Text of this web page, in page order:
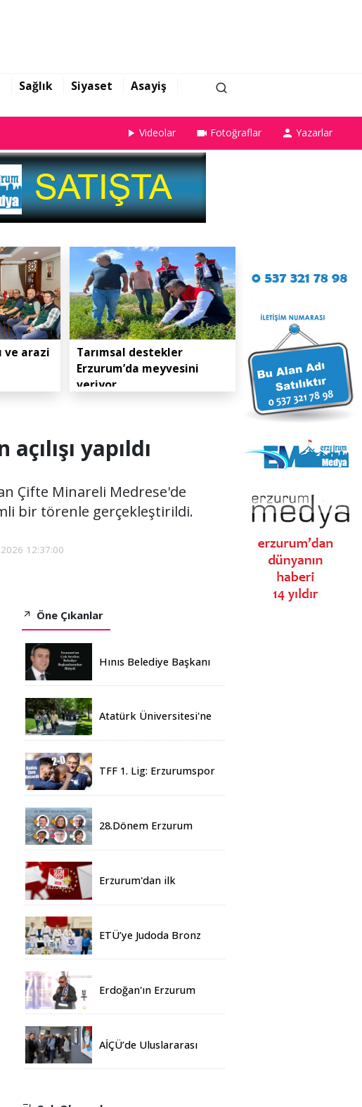
Sağlık Siyaset
Asayiş
Videolar Fotoğraflar Yazarlar
ve arazi
Tarımsal destekler
Erzurum’da meyvesini
veriyor
yapıldı
Çifte Minareli Medrese'de
bir törenle gerçekleştirildi.
12:37:00
Öne Çıkanlar
Hınıs Belediye Başkanı
Atatürk Üniversitesi'ne
Üniversiteden Öğrenci
TFF 1. Lig: Erzurumspor
28.Dönem Erzurum
Erzurum'dan ilk
ETÜ’ye Judoda Bronz
Erdoğan'ın Erzurum
rekoru kırıldı
AİÇÜ’de Uluslararası
Açıldı